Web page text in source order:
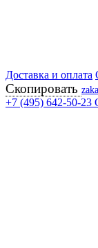
Доставка и оплата
Скопировать
+7 (495) 642-50-23
Главная
Продукция
с МИМ